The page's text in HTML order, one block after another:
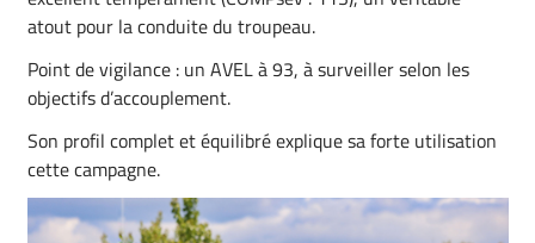
atout pour la conduite du troupeau.
Point de vigilance : un AVEL à 93, à surveiller selon les
objectifs d’accouplement.
Son profil complet et équilibré explique sa forte utilisation
cette campagne.